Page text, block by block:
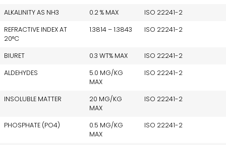
ALKALINITY AS NH3
0.2 % MAX
ISO 22241-2
REFRACTIVE INDEX AT
20°C
1.3814 – 1.3843 ISO 22241-2
BIURET 0.3 WT% MAX
ISO 22241-2
ALDEHYDES
5.0 MG/KG
MAX
ISO 22241-2
INSOLUBLE MATTER
20 MG/KG
MAX
ISO 22241-2
PHOSPHATE (PO4)
0.5 MG/KG
MAX
ISO 22241-2